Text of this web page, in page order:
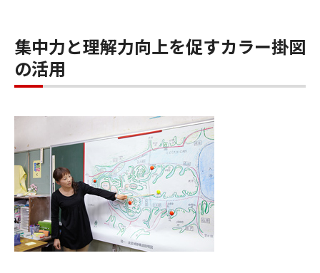
集中力と理解力向上を促すカラー掛図
の活用